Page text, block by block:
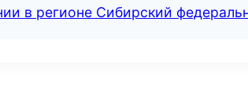
в регионе Сибирский